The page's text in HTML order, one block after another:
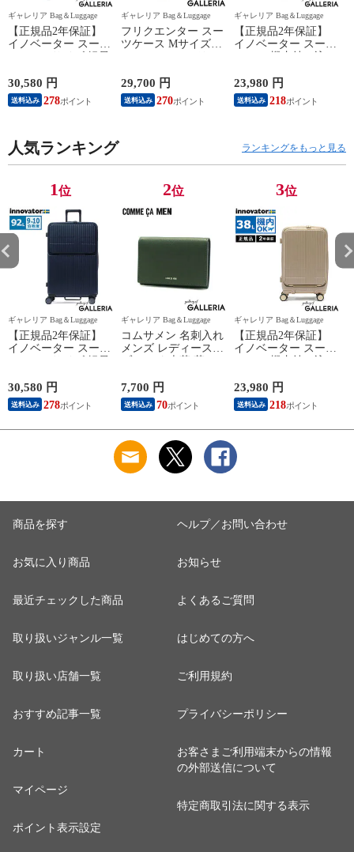
ギャレリア Bag＆Luggage
【正規品2年保証】
イノベーター スーツ
ース suitcase ストッ
パー フロントポケッ
ト キャリーバッグ
Extreme Journey 92L
Large INV90
30,580 円
送料込み 278
ギャレリア Bag＆Luggage
フリクエンター スー
ツケース Mサイズ
ス 52L 軽量 軽い 静
音 メンズ レディー
ス M TSロック 5泊 6
29,700 円
送料込み 270
ギャレリア Bag＆Luggage
【正規品2年保証】
イノベーター スーツ
量 innovator キャリー
ケース ブランド 小
さめ Sサイズ ストッ
Journey Cabin INV50
23,980 円
送料込み 218
人気ランキング ランキングをもっと見る
1位
ギャレリア Bag＆Luggage
【正規品2年保証】
イノベーター スーツ
ース suitcase ストッ
パー フロントポケッ
ト キャリーバッグ
30,580 円
送料込み 278
2位
ギャレリア Bag＆Luggage
コムサメン 名刺入れ
メンズ レディース
型 スリム 軽量 おし
ゃれ バイカラー カ
ードケース カード入
Cole 名刺入
WCM6755
7,700 円
送料込み 70
3位
ギャレリア Bag＆Luggage
【正規品2年保証】
イノベーター スーツ
量 innovator キャリー
ケース ブランド 小
さめ Sサイズ ストッ
Journey Cabin INV50
23,980 円
送料込み 218
商品を探す
お気に入り商品
最近チェックした商品
取り扱いジャンル一覧
取り扱い店舗一覧
おすすめ記事一覧
カート
マイページ
ポイント表示設定
ヘルプ／お問い合わせ
お知らせ
よくあるご質問
はじめての方へ
ご利用規約
プライバシーポリシー
お客さまご利用端末からの情報
の外部送信について
特定商取引法に関する表示